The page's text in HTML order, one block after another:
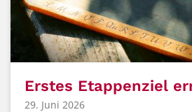
Erstes Etappenziel
29. Juni 2026